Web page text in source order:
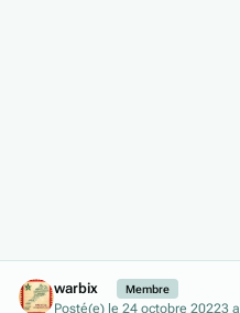
warbix Membre
Posté(e) le 24 octobre 20223 a